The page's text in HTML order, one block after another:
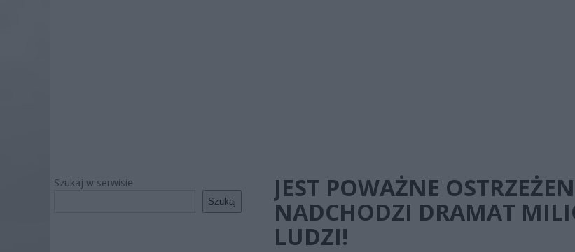
Szukaj w serwisie
Szukaj
JEST POWAŻNE
NADCHODZI DRAMAT
LUDZI!